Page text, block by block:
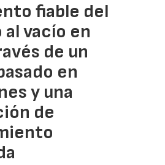
fiable del
al vacío en
de un
en
y una
de